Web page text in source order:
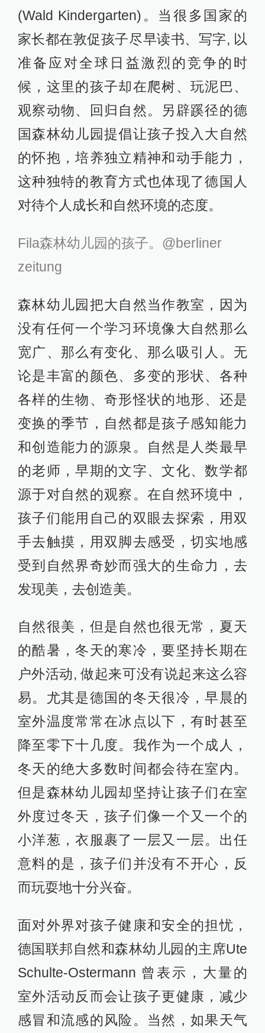
(Wald Kindergarten)。当很多国家的
家长都在敦促孩子尽早读书、写字, 以
准备应对全球日益激烈的竞争的时
候，这里的孩子却在爬树、玩泥巴、
观察动物、回归自然。另辟蹊径的德
国森林幼儿园提倡让孩子投入大自然
的怀抱，培养独立精神和动手能力，
这种独特的教育方式也体现了德国人
对待个人成长和自然环境的态度。
Fila森林幼儿园的孩子。@berliner
zeitung
森林幼儿园把大自然当作教室，因为
没有任何一个学习环境像大自然那么
宽广、那么有变化、那么吸引人。无
论是丰富的颜色、多变的形状、各种
各样的生物、奇形怪状的地形、还是
变换的季节，自然都是孩子感知能力
和创造能力的源泉。自然是人类最早
的老师，早期的文字、文化、数学都
源于对自然的观察。在自然环境中，
孩子们能用自己的双眼去探索，用双
手去触摸，用双脚去感受，切实地感
受到自然界奇妙而强大的生命力，去
发现美，去创造美。
自然很美，但是自然也很无常，夏天
的酷暑，冬天的寒冷，要坚持长期在
户外活动, 做起来可没有说起来这么容
易。尤其是德国的冬天很冷，早晨的
室外温度常常在冰点以下，有时甚至
降至零下十几度。我作为一个成人，
冬天的绝大多数时间都会待在室内。
但是森林幼儿园却坚持让孩子们在室
外度过冬天，孩子们像一个又一个的
小洋葱，衣服裹了一层又一层。出任
意料的是，孩子们并没有不开心，反
而玩耍地十分兴奋。
面对外界对孩子健康和安全的担忧，
德国联邦自然和森林幼儿园的主席Ute
Schulte-Ostermann 曾表示，大量的
室外活动反而会让孩子更健康，减少
感冒和流感的风险。当然，如果天气